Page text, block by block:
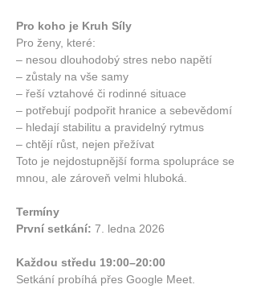
Pro koho je Kruh Síly
Pro ženy, které:
– nesou dlouhodobý stres nebo napětí
– zůstaly na vše samy
– řeší vztahové či rodinné situace
– potřebují podpořit hranice a sebevědomí
– hledají stabilitu a pravidelný rytmus
– chtějí růst, nejen přežívat
Toto je nejdostupnější forma spolupráce se
mnou, ale zároveň velmi hluboká.
Termíny
První setkání: 7. ledna 2026
Každou středu 19:00–20:00
Setkání probíhá přes Google Meet.